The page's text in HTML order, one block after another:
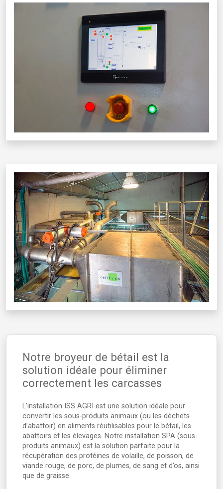
Notre broyeur de bétail est la
solution idéale pour éliminer
correctement les carcasses
L’installation ISS AGRI est une solution idéale pour
convertir les sous-produits animaux (ou les déchets
d’abattoir) en aliments réutilisables pour le bétail, les
abattoirs et les élevages. Notre installation SPA (sous-
produits animaux) est la solution parfaite pour la
récupération des protéines de volaille, de poisson, de
viande rouge, de porc, de plumes, de sang et d’os, ainsi
que de graisse.